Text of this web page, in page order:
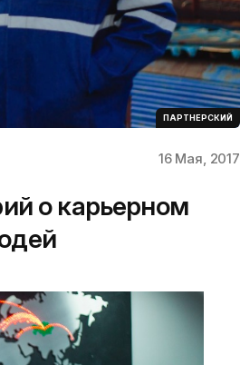
ПАРТНЕРСКИЙ
16 Мая, 2017
о карьерном